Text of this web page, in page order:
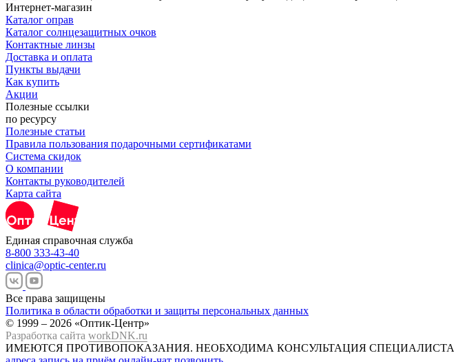
Интернет-магазин
Каталог оправ
Каталог солнцезащитных очков
Контактные линзы
Доставка и оплата
Пункты выдачи
Как купить
Акции
Полезные ссылки
по ресурсу
Полезные статьи
Правила пользования подарочными сертификатами
Система скидок
О компании
Контакты руководителей
Карта сайта
Единая справочная служба
8-800 333-43-40
clinica@optic-center.ru
Все права защищены
Политика в области обработки и защиты персональных данных
© 1999 – 2026 «Оптик-Центр»
Разработка сайта workDNK.ru
ИМЕЮТСЯ ПРОТИВОПОКАЗАНИЯ. НЕОБХОДИМА КОНСУЛЬТАЦИЯ СПЕЦИАЛИСТА